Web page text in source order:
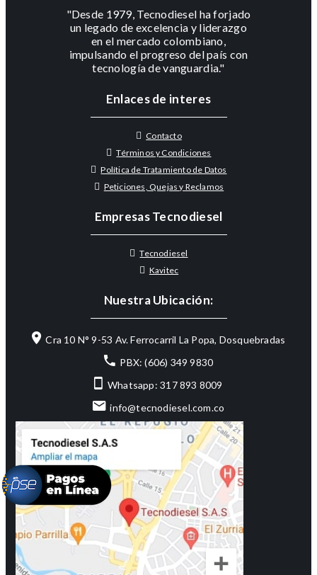
"Desde 1979, Tecnodiesel ha forjado
un legado de excelencia y liderazgo
en el mercado colombiano,
impulsando el progreso del país con
tecnología de vanguardia."
Enlaces de interes
Contacto
Términos y Condiciones
Política de Tratamiento de Datos
Peticiones, Quejas y Reclamos
Empresas Tecnodiesel
Tecnodiesel
Kavitec
Nuestra Ubicación:
Cra 10 N° 9-53 Av. Ferrocarril La Popa, Dosquebradas
PBX: (606) 349 9830
Whatsapp: 317 893 8009
info@tecnodiesel.com.co